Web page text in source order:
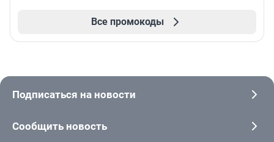
Все промокоды
Подписаться на новости
Сообщить новость